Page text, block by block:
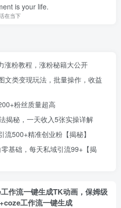
is your life.
在当下
涨粉教程，涨粉秘籍大公开
文类变现玩法，批量操作，收益
粉丝质量超高
揭秘，一天收入5张实操详解
500+精准创业粉【揭秘】
基础，每天私域引流99+【揭
作流一键生成TK动画，保姆级
工作流一键生成